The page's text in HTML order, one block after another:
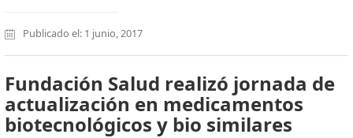
Publicado el: 1 junio, 2017
Fundación Salud realizó jornada de
actualización en medicamentos
biotecnológicos y bio similares